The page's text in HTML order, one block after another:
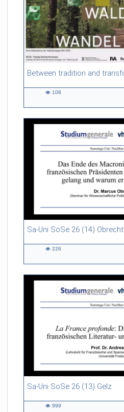
54:13 duration
108
Sa-Uni SoSe 26 (14) Obrecht
46:53 duration
226
Sa-Uni SoSe 26 (13) Gelz
55:13 duration
999